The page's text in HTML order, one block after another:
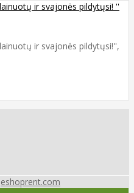
ir svajonės pildytųsi! ''
ir svajonės pildytųsi!'',
eshoprent.com